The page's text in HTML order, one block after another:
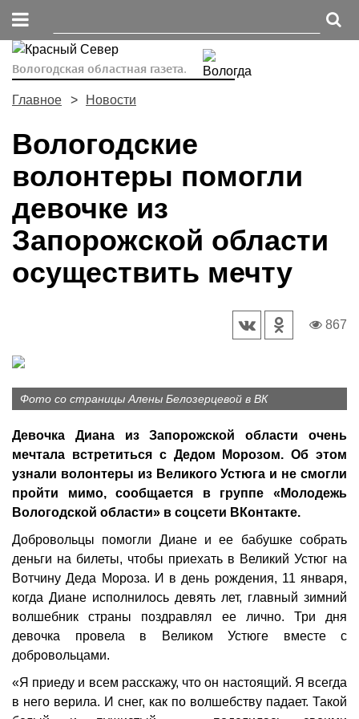
Вологодская областная газета.
Главное Новости
Вологодские
волонтеры помогли
девочке из
Запорожской области
осуществить мечту
867
Фото со страницы Алены Белозерцевой в ВК
Девочка Диана из Запорожской области очень
мечтала встретиться с Дедом Морозом. Об этом
узнали волонтеры из Великого Устюга и не смогли
пройти мимо, сообщается в группе «Молодежь
Вологодской области» в соцсети ВКонтакте.
Добровольцы помогли Диане и ее бабушке собрать
деньги на билеты, чтобы приехать в Великий Устюг на
Вотчину Деда Мороза. И в день рождения, 11 января,
когда Диане исполнилось девять лет, главный зимний
волшебник страны поздравлял ее лично. Три дня
девочка провела в Великом Устюге вместе с
добровольцами.
«Я приеду и всем расскажу, что он настоящий. Я всегда
в него верила. И снег, как по волшебству падает. Такой